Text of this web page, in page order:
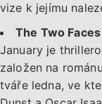
vize k jejímu
The Two
January je
založen na
tváře ledna, ve